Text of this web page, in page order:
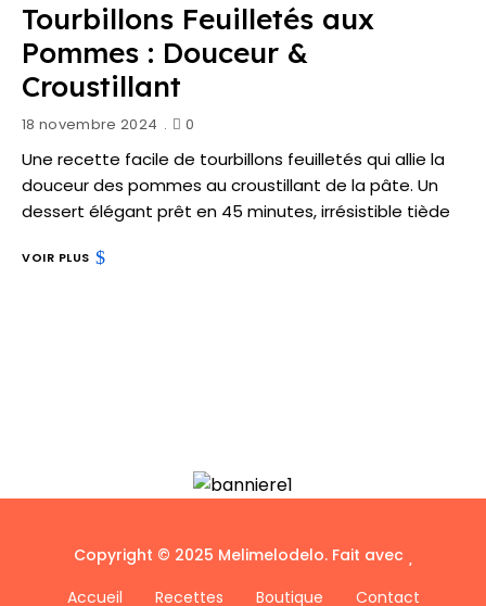
Tourbillons Feuilletés aux
Pommes : Douceur &
Croustillant
18 novembre 2024 0
Une recette facile de tourbillons feuilletés qui allie la
douceur des pommes au croustillant de la pâte. Un
dessert élégant prêt en 45 minutes, irrésistible tiède
VOIR PLUS
Copyright © 2025 Melimelodelo. Fait avec
Accueil
Recettes Boutique Contact